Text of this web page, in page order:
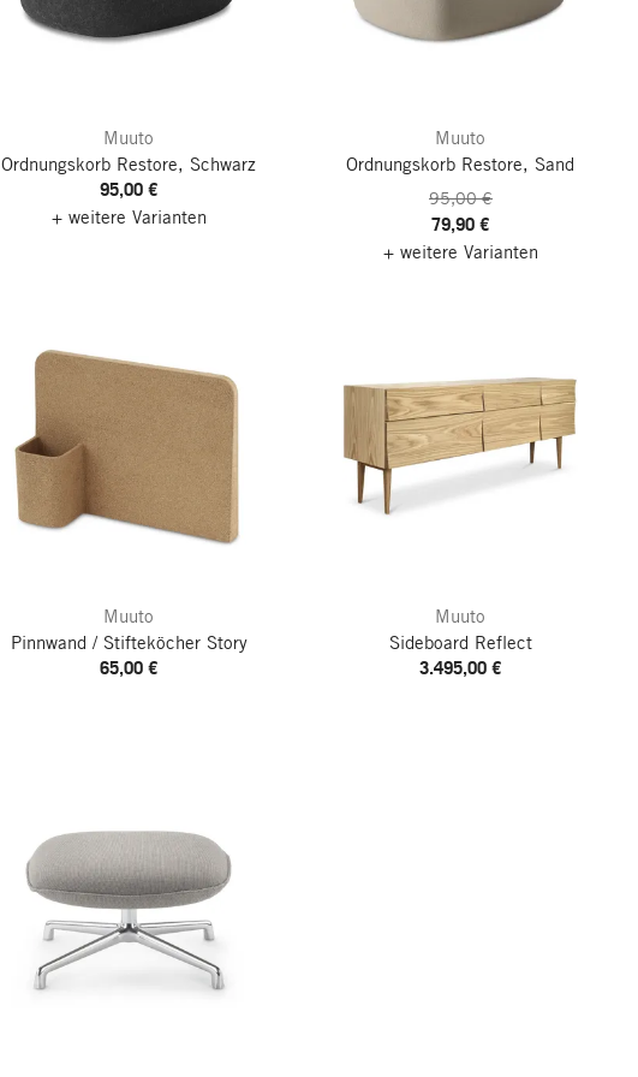
Muuto
Ordnungskorb Restore, Schwarz
95,00 €
+ weitere Varianten
Muuto
Ordnungskorb Restore, Sand
95,00 €
79,90 €
+ weitere Varianten
Muuto
Pinnwand / Stifteköcher Story
65,00 €
Muuto
Sideboard Reflect
3.495,00 €